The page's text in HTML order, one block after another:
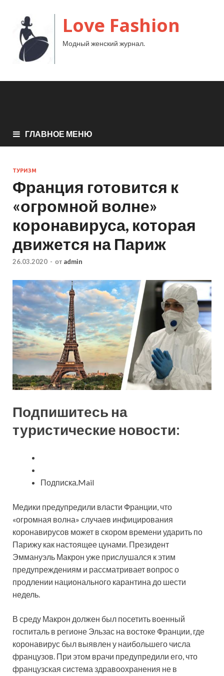
Love Fashion
Модный женский журнал.
ГЛАВНОЕ МЕНЮ
ТУРИЗМ
Франция готовится к
«огромной волне»
коронавируса, которая
движется на Париж
26.03.2020 - от admin
Подпишитесь на
туристические новости:
Подписка.Mail
Медики предупредили власти Франции, что
«огромная волна» случаев инфицирования
коронавирусов может в скором времени ударить по
Парижу как настоящее цунами. Президент
Эммануэль Макрон уже прислушался к этим
предупреждениям и рассматривает вопрос о
продлении национального карантина до шести
недель.
В среду Макрон должен был посетить военный
госпиталь в регионе Эльзас на востоке Франции, где
коронавирус был выявлен у наибольшего числа
французов. При этом врачи предупредили его, что
французская система здравоохранения не в